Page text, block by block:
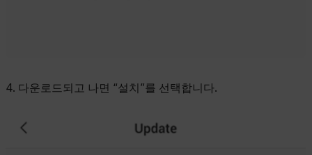
4. 다운로드되고 나면 “설치”를 선택합니다.